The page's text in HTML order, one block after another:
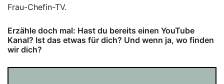
Frau-Chefin-TV.
Erzähle doch mal: Hast du bereits einen YouTube
Kanal? Ist das etwas für dich? Und wenn ja, wo finden
wir dich?